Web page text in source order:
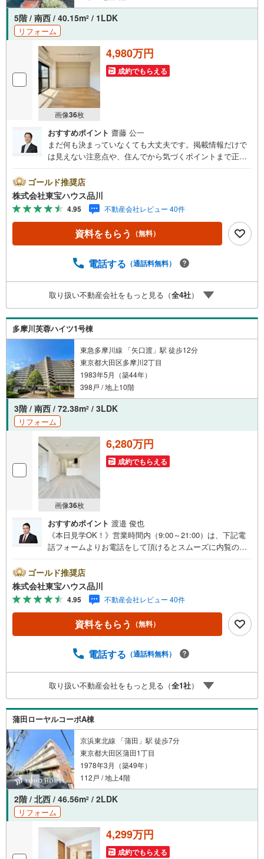
5階 / 南西 / 40.15m2 / 1LDK
リフォーム
画像36枚
4,980万円
成約でもらえる
おすすめポイント 齋藤 公一
まだ何も決まっていなくても大丈夫です。掲載情報だけで
は見えない注意点や、住んでから気づくポイントまで正直
とも包み隠さずお伝えし、「納得して選ぶ」ためのサポー
トを大切にしています。現地でしか分からないリアルな情
報も含めて、一緒に後悔しない住まい探しを進めていきま
しょう。まずはお気軽にご相談ください。【Yahoo！ 不動
産キャンペーン対象店舗】当店で物件を成約するとPayPay
ボーナスライトがもらえる「Yahoo！ 不動産 物件ご成約キ
予約をする」ボタンからお問い合わせください。※必ずYah
スライトは出金と譲渡はできません。ご案内・詳細な資料
のご請求はお気軽にどうぞ♪お電話でのお問い合わせも常
時受け付けております！お気軽にお問い合わせください。
ゴールド推奨店
株式会社東宝ハウス品川
4.95 不動産会社レビュー 40件
資料をもらう （無料）
電話する （通話料無料）
取り扱い不動産会社をもっと見る（全4社）
多摩川芙蓉ハイツ1号棟
東急多摩川線 「矢口渡」駅 徒歩12分
東京都大田区多摩川2丁目
1983年5月（築44年）
398戸 / 地上10階
3階 / 南西 / 72.38m2 / 3LDK
リフォーム
画像36枚
6,280万円
成約でもらえる
おすすめポイント 渡邉 俊也
《本日見学OK！》営業時間内（9:00～21:00）は、下記電
話フォームよりお電話をして頂けるとスムーズに内覧のご
hoo！ 不動産キャンペーン対象店舗】当店で物件を成約す
るとPayPayボーナスライトがもらえる「Yahoo！ 不動産
物件ご成約キャンペーン」の対象になります。「資料をも
らう」「見学予約をする」ボタンからお問い合わせくださ
い。※必ずYahoo！ JAPAN IDでログインしてください。※P
ayPayボーナスライトは出金と譲渡はできません。ご案
問い合わせも常時受け付けております！お気軽にお問い合
ゴールド推奨店
株式会社東宝ハウス品川
4.95 不動産会社レビュー 40件
資料をもらう （無料）
電話する （通話料無料）
取り扱い不動産会社をもっと見る（全1社）
蒲田ローヤルコーポA棟
京浜東北線 「蒲田」駅 徒歩7分
東京都大田区蒲田1丁目
1978年3月（築49年）
112戸 / 地上4階
2階 / 北西 / 46.56m2 / 2LDK
リフォーム
4,299万円
成約でもらえる